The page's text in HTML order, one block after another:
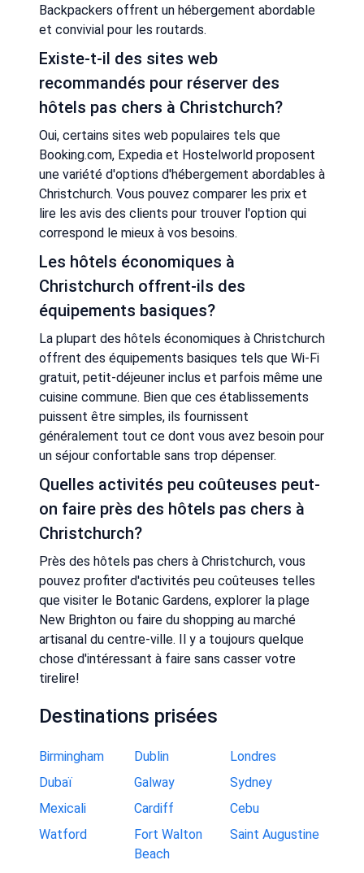
Backpackers offrent un hébergement abordable
et convivial pour les routards.
Existe-t-il des sites web
recommandés pour réserver des
hôtels pas chers à Christchurch?
Oui, certains sites web populaires tels que
Booking.com, Expedia et Hostelworld proposent
une variété d'options d'hébergement abordables à
Christchurch. Vous pouvez comparer les prix et
lire les avis des clients pour trouver l'option qui
correspond le mieux à vos besoins.
Les hôtels économiques à
Christchurch offrent-ils des
équipements basiques?
La plupart des hôtels économiques à Christchurch
offrent des équipements basiques tels que Wi-Fi
gratuit, petit-déjeuner inclus et parfois même une
cuisine commune. Bien que ces établissements
puissent être simples, ils fournissent
généralement tout ce dont vous avez besoin pour
un séjour confortable sans trop dépenser.
Quelles activités peu coûteuses peut-
on faire près des hôtels pas chers à
Christchurch?
Près des hôtels pas chers à Christchurch, vous
pouvez profiter d'activités peu coûteuses telles
que visiter le Botanic Gardens, explorer la plage
New Brighton ou faire du shopping au marché
artisanal du centre-ville. Il y a toujours quelque
chose d'intéressant à faire sans casser votre
tirelire!
Destinations prisées
Birmingham Dublin
Londres
Dubaï
Galway
Sydney
Mexicali
Cardiff
Cebu
Watford
Fort Walton
Beach
Saint Augustine